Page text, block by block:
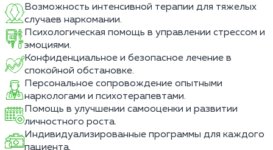
Возможность интенсивной терапии для тяжелых
случаев наркомании.
Психологическая помощь в управлении стрессом и
эмоциями.
Конфиденциальное и безопасное лечение в
спокойной обстановке.
Персональное сопровождение опытными
наркологами и психотерапевтами.
Помощь в улучшении самооценки и развитии
личностного роста.
Индивидуализированные программы для каждого
пациента.